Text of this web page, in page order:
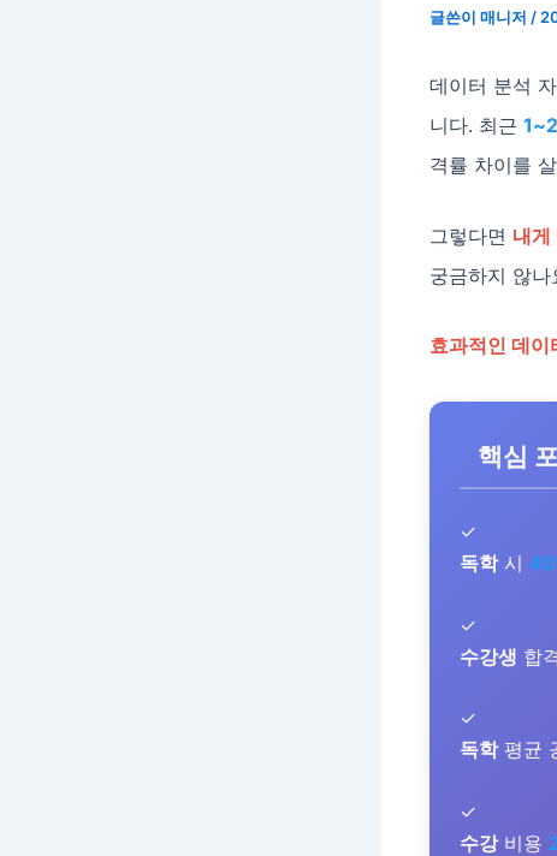
글쓴이 매니저 /
데이터 분석
니다. 최근
격률 차이를
그렇다면 내게
궁금하지 않나
효과적인 데이
핵심
✓
독학시
✓
수강생 합
✓
독학평균
✓
수강비용